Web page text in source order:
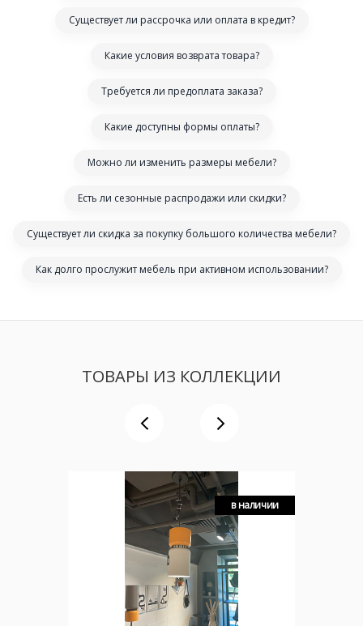
Существует ли рассрочка или оплата в кредит?
Какие условия возврата товара?
Требуется ли предоплата заказа?
Какие доступны формы оплаты?
Можно ли изменить размеры мебели?
Есть ли сезонные распродажи или скидки?
Существует ли скидка за покупку большого количества мебели?
Как долго прослужит мебель при активном использовании?
ТОВАРЫ ИЗ КОЛЛЕКЦИИ
в наличии